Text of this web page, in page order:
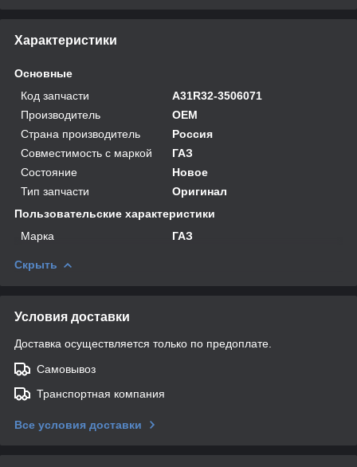
Характеристики
Основные
Код запчасти
A31R32-3506071
Производитель
OEM
Страна производитель
Россия
Совместимость с маркой
ГАЗ
Состояние
Новое
Тип запчасти
Оригинал
Пользовательские характеристики
Марка
ГАЗ
Скрыть
Условия доставки
Доставка осуществляется только по предоплате.
Самовывоз
Транспортная компания
Все условия доставки